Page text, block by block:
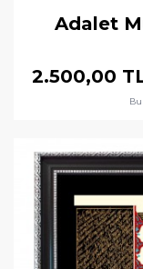
Adalet
2.500,00